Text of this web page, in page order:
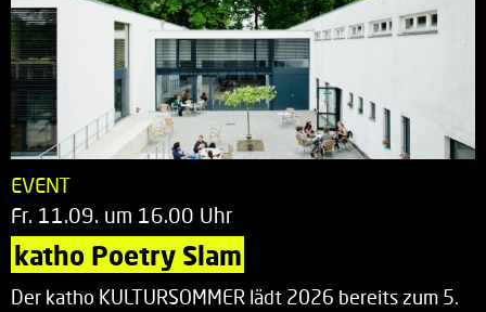
EVENT
Fr. 11.09. um 16.00 Uhr
katho Poetry Slam
Der katho KULTURSOMMER lädt 2026 bereits zum 5.